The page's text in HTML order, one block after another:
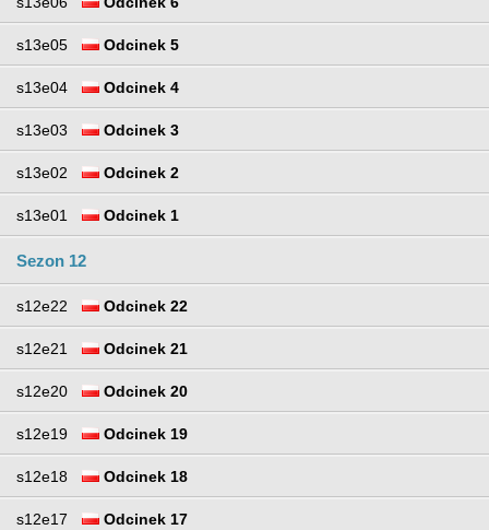
s13e05 Odcinek 5
s13e04 Odcinek 4
s13e03 Odcinek 3
s13e02 Odcinek 2
s13e01 Odcinek 1
Sezon 12
s12e22 Odcinek 22
s12e21 Odcinek 21
s12e20 Odcinek 20
s12e19 Odcinek 19
s12e18 Odcinek 18
s12e17 Odcinek 17